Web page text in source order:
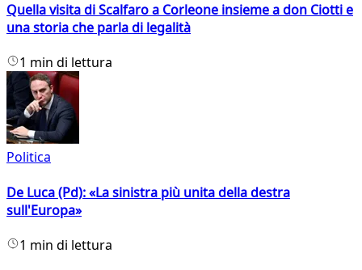
Quella visita di Scalfaro a Corleone insieme a don Ciotti e
una storia che parla di legalità
1 min di lettura
Politica
De Luca (Pd): «La sinistra più unita della destra
sull'Europa»
1 min di lettura